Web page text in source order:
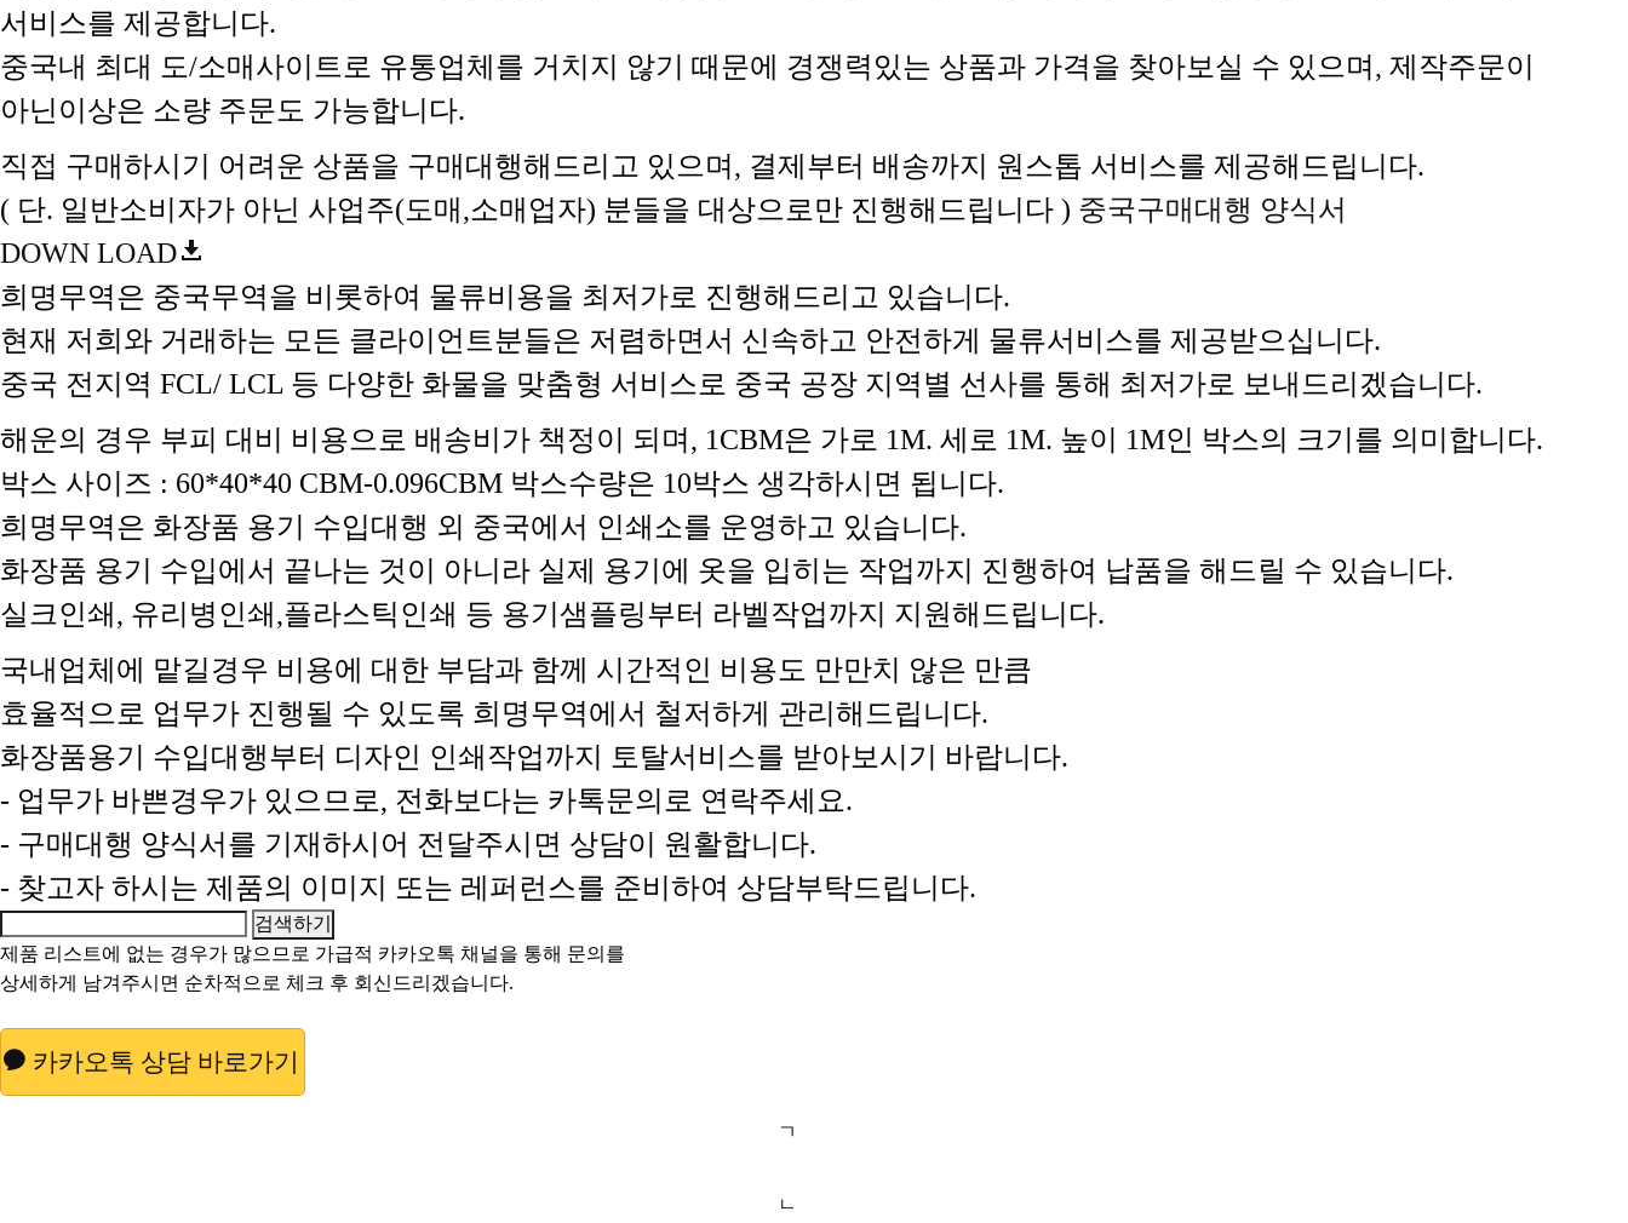
서비스를 제공합니다.
중국내 최대 도/소매사이트로 유통업체를 거치지 않기 때문에 경쟁력있는 상품과 가격을 찾아보실 수 있으며, 제작주문이
아닌이상은 소량 주문도 가능합니다.
직접 구매하시기 어려운 상품을 구매대행해드리고 있으며, 결제부터 배송까지 원스톱 서비스를 제공해드립니다.
( 단. 일반소비자가 아닌 사업주(도매,소매업자) 분들을 대상으로만 진행해드립니다 ) 중국구매대행 양식서
DOWN LOAD
희명무역은 중국무역을 비롯하여 물류비용을 최저가로 진행해드리고 있습니다.
현재 저희와 거래하는 모든 클라이언트분들은 저렴하면서 신속하고 안전하게 물류서비스를 제공받으십니다.
중국 전지역 FCL/ LCL 등 다양한 화물을 맞춤형 서비스로 중국 공장 지역별 선사를 통해 최저가로 보내드리겠습니다.
해운의 경우 부피 대비 비용으로 배송비가 책정이 되며, 1CBM은 가로 1M. 세로 1M. 높이 1M인 박스의 크기를 의미합니다.
박스 사이즈 : 60*40*40 CBM-0.096CBM 박스수량은 10박스 생각하시면 됩니다.
희명무역은 화장품 용기 수입대행 외 중국에서 인쇄소를 운영하고 있습니다.
화장품 용기 수입에서 끝나는 것이 아니라 실제 용기에 옷을 입히는 작업까지 진행하여 납품을 해드릴 수 있습니다.
실크인쇄, 유리병인쇄,플라스틱인쇄 등 용기샘플링부터 라벨작업까지 지원해드립니다.
국내업체에 맡길경우 비용에 대한 부담과 함께 시간적인 비용도 만만치 않은 만큼
효율적으로 업무가 진행될 수 있도록 희명무역에서 철저하게 관리해드립니다.
화장품용기 수입대행부터 디자인 인쇄작업까지 토탈서비스를 받아보시기 바랍니다.
- 업무가 바쁜경우가 있으므로, 전화보다는 카톡문의로 연락주세요.
- 구매대행 양식서를 기재하시어 전달주시면 상담이 원활합니다.
- 찾고자 하시는 제품의 이미지 또는 레퍼런스를 준비하여 상담부탁드립니다.
제품 리스트에 없는 경우가 많으므로 가급적 카카오톡 채널을 통해 문의를
상세하게 남겨주시면 순차적으로 체크 후 회신드리겠습니다.
카카오톡 상담 바로가기
ㄱ
ㄴ